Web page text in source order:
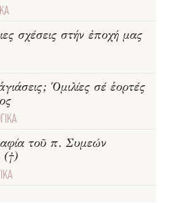
σχέσεις στήν ἐποχή μας
Ὁμιλίες σέ ἑορτές
τοῦ π. Συμεών
(†)